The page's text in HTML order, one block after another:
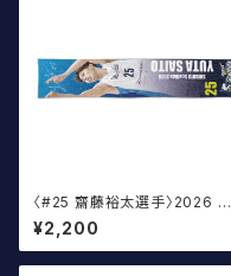
〈#25 齋藤裕太選手〉2026 サ
イン入りマフラータオル
¥2,200